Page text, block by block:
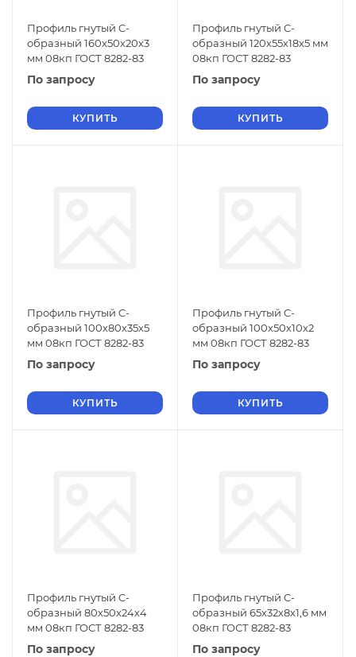
Профиль гнутый C-
образный 160х50х20х3
мм 08кп ГОСТ 8282-83
По запросу
КУПИТЬ
Профиль гнутый C-
образный 120х55х18х5 мм
08кп ГОСТ 8282-83
По запросу
КУПИТЬ
Профиль гнутый C-
образный 100х80х35х5
мм 08кп ГОСТ 8282-83
По запросу
КУПИТЬ
Профиль гнутый C-
образный 100х50х10х2
мм 08кп ГОСТ 8282-83
По запросу
КУПИТЬ
Профиль гнутый C-
образный 80х50х24х4
мм 08кп ГОСТ 8282-83
По запросу
Профиль гнутый C-
образный 65х32х8х1,6 мм
08кп ГОСТ 8282-83
По запросу